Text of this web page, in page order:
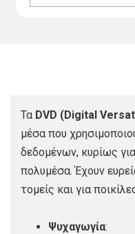
Τα DVD (Digital
μέσα που
δεδομένων, κυρίως
πολυμέσα. Έχουν
τομείς και για
Ψυχαγωγία: